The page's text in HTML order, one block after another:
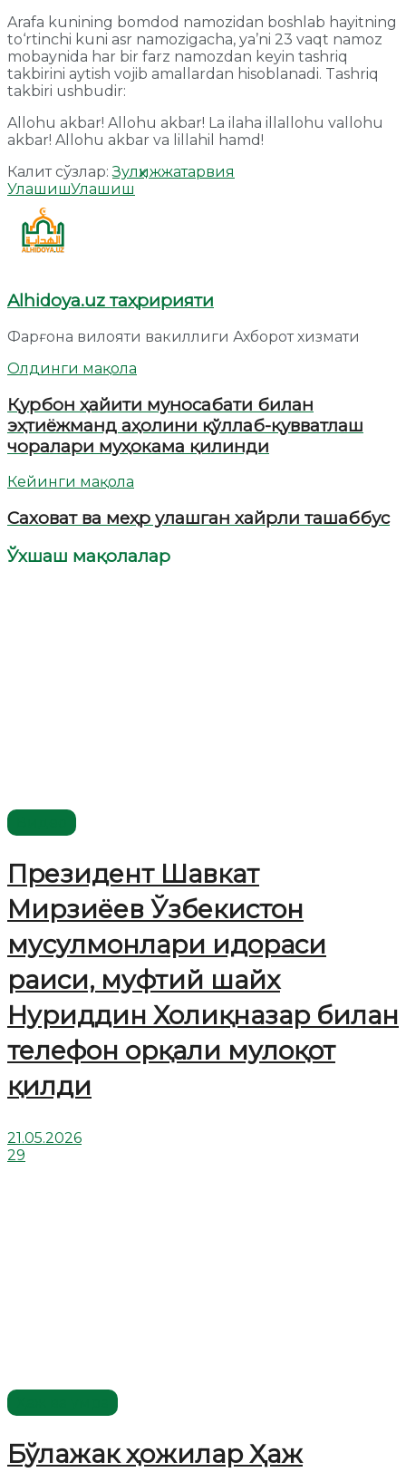
Arafa kunining bomdod namozidan boshlab hayitning
to‘rtinchi kuni asr namozigacha, yaʼni 23 vaqt namoz
mobaynida har bir farz namozdan keyin tashriq
takbirini aytish vojib amallardan hisoblanadi. Tashriq
takbiri ushbudir:
Allohu akbar! Allohu akbar! La ilaha illallohu vallohu
akbar! Allohu akbar va lillahil hamd!
Калит сўзлар: Зулҳижжатарвия
УлашишУлашиш
Alhidoya.uz таҳририяти
Фарғона вилояти вакиллиги Ахборот хизмати
Олдинги мақола
Қурбон ҳайити муносабати билан
эҳтиёжманд аҳолини қўллаб-қувватлаш
чоралари муҳокама қилинди
Кейинги мақола
Саховат ва меҳр улашган хайрли ташаббус
Ўхшаш мақолалар
Президент Шавкат
Мирзиёев Ўзбекистон
мусулмонлари идораси
раиси, муфтий шайх
Нуриддин Холиқназар билан
телефон орқали мулоқот
қилди
21.05.2026
29
Бўлажак ҳожилар Ҳаж